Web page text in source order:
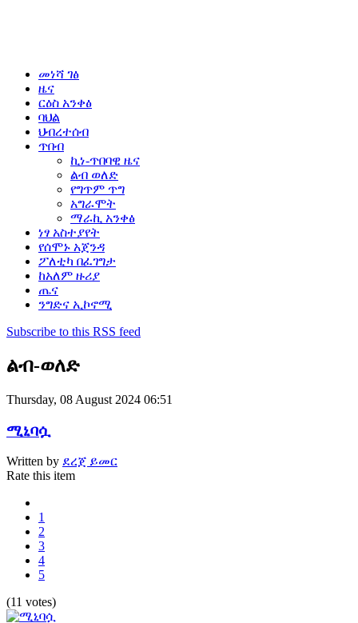
መነሻ ገፅ
ዜና
ርዕስ አንቀፅ
ባህል
ህብረተሰብ
ጥበብ
ኪነ-ጥበባዊ ዜና
ልብ ወለድ
የግጥም ጥግ
አግራሞት
ማራኪ አንቀፅ
ነፃ አስተያየት
የሰሞኑ አጀንዳ
ፖለቲካ በፈገግታ
ከአለም ዙሪያ
ጤና
ንግድና ኢኮኖሚ
Subscribe to this RSS feed
ልብ-ወለድ
Thursday, 08 August 2024 06:51
ሚኒባሷ
Written by ደረጀ ይመር
Rate this item
1
2
3
4
5
(11 votes)